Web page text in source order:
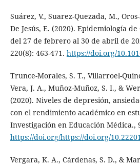
Suárez, V., Suarez-Quezada, M.,
De Jesús, E. (2020). Epidemiología de
del 27 de febrero al 30 de abril de
220(8): 463-471. https://doi.org/
Trunce-Morales, S. T., Villarroel-
Vera, J. A., Muñoz-Muñoz, S. I., &
(2020). Niveles de depresión,
con el rendimiento académico en
Investigación en Educación Médica.,
https://doi.org/https://doi.org/
Vergara, K. A., Cárdenas, S. D., &